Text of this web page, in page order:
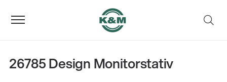
26785 Design Monitorstativ